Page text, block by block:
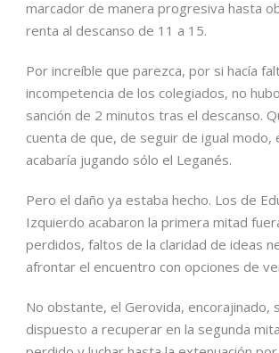
marcador de manera progresiva hasta
renta al descanso de 11 a 15.
Por increíble que parezca, por si hacía
incompetencia de los colegiados, no
sanción de 2 minutos tras el descanso.
cuenta de que, de seguir de igual modo,
acabaría jugando sólo el Leganés.
Pero el daño ya estaba hecho. Los de
Izquierdo acabaron la primera mitad
perdidos, faltos de la claridad de ideas
afrontar el encuentro con opciones de
No obstante, el Gerovida, encorajinado,
dispuesto a recuperar en la segunda